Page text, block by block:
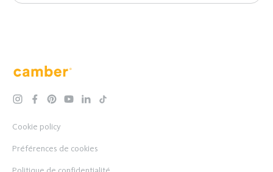
Camber
instagramfacebookpinterestyoutubelinkedintiktok
Cookie policy
Préférences de cookies